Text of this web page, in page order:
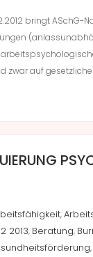
bringt
zwar auf
,
2013, Beratung,
,